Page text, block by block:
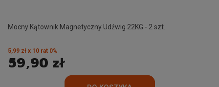
Mocny Kątownik Magnetyczny Udźwig 22KG - 2 szt.
59,90 zł
5,99 zł x 10 rat 0%